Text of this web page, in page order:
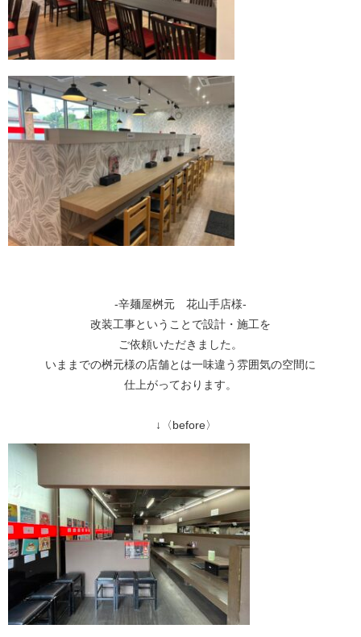
-辛麺屋桝元 花山手店様-
改装工事ということで設計・施工を
ご依頼いただきました。
いままでの桝元様の店舗とは一味違う雰囲気の空間に
仕上がっております。
↓〈before〉